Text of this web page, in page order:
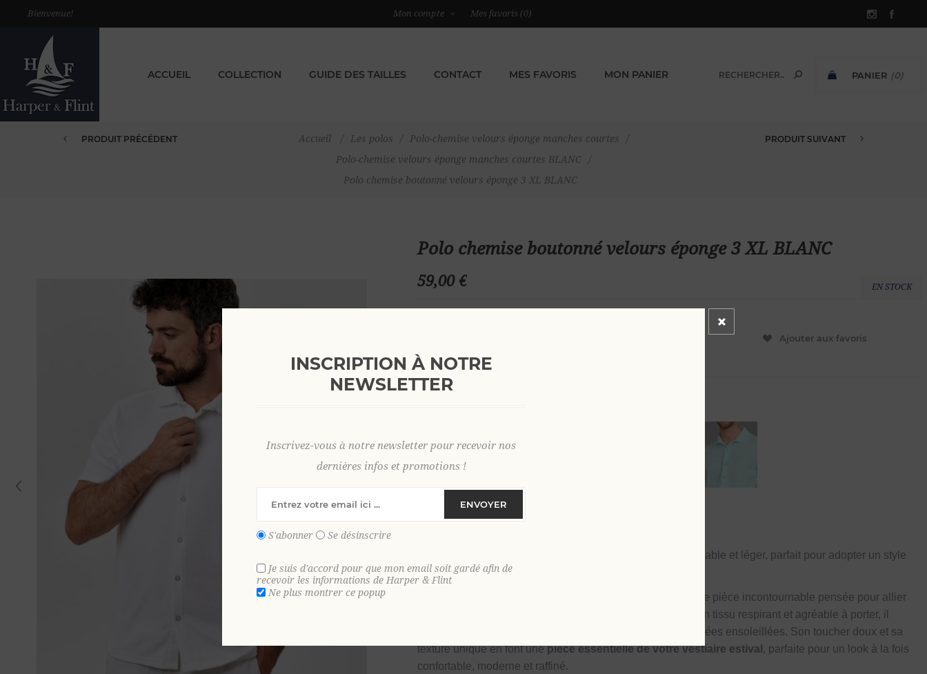
Bienvenue! Mon compte Mes favoris (0)
PANIER (0)
ACCUEIL COLLECTION GUIDE DES TAILLES CONTACT MES FAVORIS MON PANIER
Accueil / Les polos / Polo-chemise velours éponge manches courtes
/
Polo-chemise velours éponge manches courtes BLANC
/
Polo chemise boutonné velours éponge 3 XL BLANC
PRODUIT PRÉCÉDENT PRODUIT SUIVANT
Polo chemise boutonné velours éponge 3 XL BLANC
59,00 € EN STOCK
Ajouter aux favoris
, confortable et léger, parfait pour adopter un style
décontracté et élégant tout au long de l’été.
, une pièce incontournable pensée pour allier
confort, douceur et style au quotidien. Confectionné dans un tissu respirant et agréable à porter, il
procure une sensation de légèreté idéale pendant les journées ensoleillées. Son toucher doux et sa
texture unique en font unepièce essentielle de votre vestiaire estival , parfaite pour un look à la fois
confortable, moderne et raffiné.
INSCRIPTION À NOTRE
NEWSLETTER
Inscrivez-vous à notre newsletter pour recevoir nos
dernières infos et promotions !
ENVOYER
S'abonner Se désinscrire
Je suis d'accord pour que mon email soit gardé afin de
recevoir les informations de Harper & Flint
Ne plus montrer ce popup